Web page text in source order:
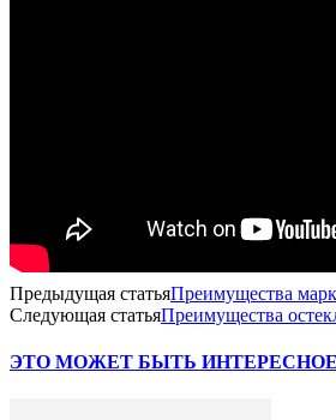
Предыдущая статьяПреимущества
Следующая статьяПреимущества
ЭТО МОЖЕТ БЫТЬ ИНТЕРЕСНО